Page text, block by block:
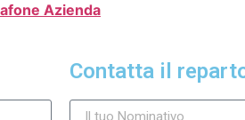
Azienda
Contatta il